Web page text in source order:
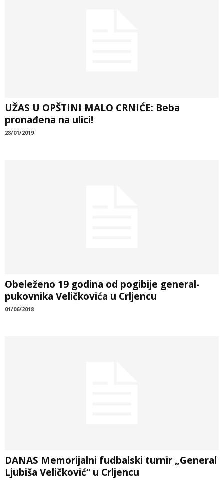
UŽAS U OPŠTINI MALO CRNIĆE: Beba
pronađena na ulici!
28/01/2019
Obeleženo 19 godina od pogibije general-
pukovnika Veličkovića u Crljencu
01/06/2018
DANAS Memorijalni fudbalski turnir „General
Ljubiša Veličković“ u Crljencu